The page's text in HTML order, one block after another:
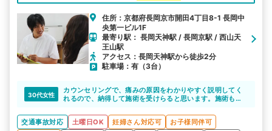
住所：京都府長岡京市開田4丁目8-1 長岡中
央第一ビル1F
最寄り駅： 長岡天神駅 / 長岡京駅 / 西山天
王山駅
アクセス：長岡天神駅から徒歩2分
駐車場：有（3台）
30代女性
カウンセリングで、痛みの原因をわかりやすく説明してく
れるので、納得して施術を受けらると思います。施術も丁
天神駅から徒歩３分の近さも嬉しいですね。
交通事故対応 土曜日OK 妊婦さん対応可
お子様同伴可